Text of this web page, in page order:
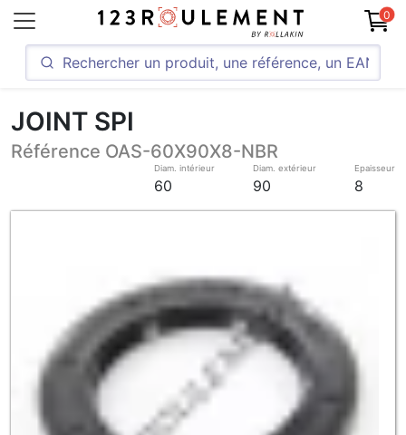
0
JOINT SPI
Référence OAS-60X90X8-NBR
Diam. intérieur
60
Diam. extérieur
90
Epaisseur
8